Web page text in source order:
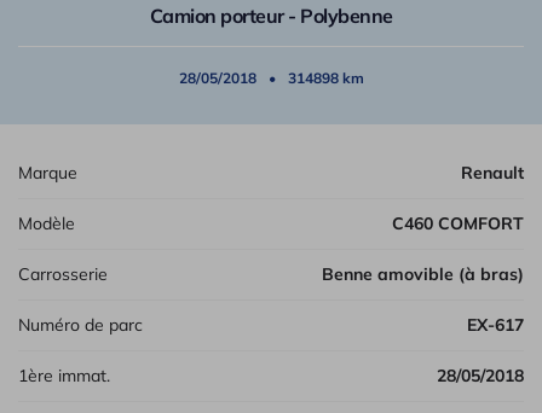
Camion porteur - Polybenne
28/05/2018 314898 km
Marque Renault
Modèle C460 COMFORT
Carrosserie Benne amovible (à bras)
Numéro de parc EX-617
1ère immat. 28/05/2018